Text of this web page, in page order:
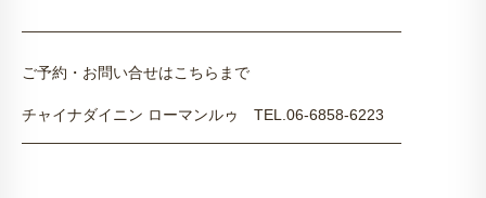
—————————————————————————
ご予約・お問い合せはこちらまで
チャイナダイニン ローマンルゥ TEL.06-6858-6223
—————————————————————————